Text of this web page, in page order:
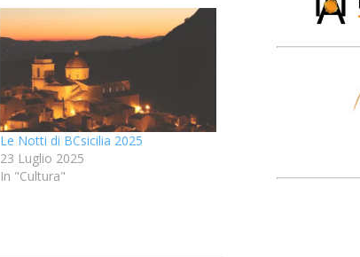
Le Notti di BCsicilia 2025
23 Luglio 2025
In "Cultura"